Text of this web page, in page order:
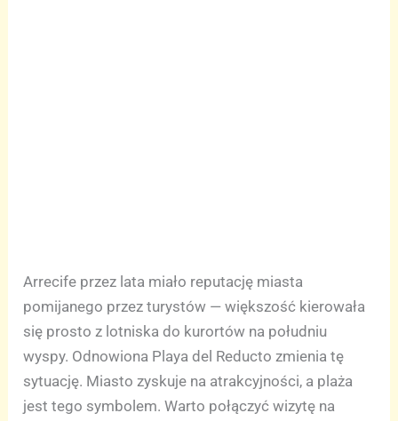
Arrecife przez lata miało reputację miasta
pomijanego przez turystów — większość kierowała
się prosto z lotniska do kurortów na południu
wyspy. Odnowiona Playa del Reducto zmienia tę
sytuację. Miasto zyskuje na atrakcyjności, a plaża
jest tego symbolem. Warto połączyć wizytę na